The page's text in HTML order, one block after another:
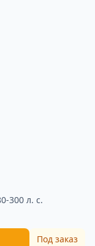
300 л. с.
Под заказ